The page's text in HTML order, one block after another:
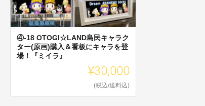
④-18 OTOGI☆LAND島民キャラク
ター(原画)購入＆看板にキャラを登
場！『ミイラ』
¥30,000
(税込/送料込)